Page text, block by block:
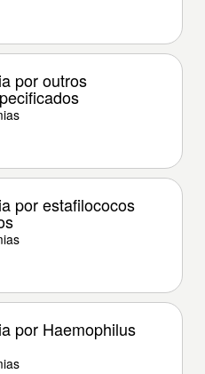
por outros
por estafilococos
por Haemophilus